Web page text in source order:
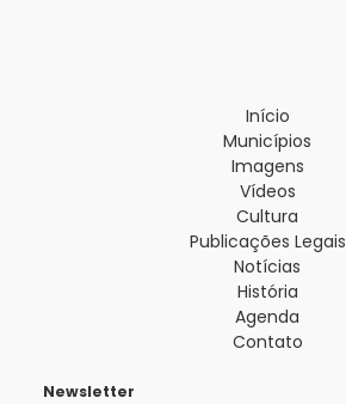
Início
Municípios
Imagens
Vídeos
Cultura
Publicações Legais
Notícias
História
Agenda
Contato
Newsletter